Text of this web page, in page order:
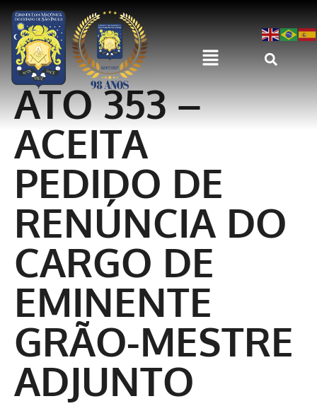
ATO 353 –
ACEITA
PEDIDO DE
RENÚNCIA DO
CARGO DE
EMINENTE
GRÃO-MESTRE
ADJUNTO